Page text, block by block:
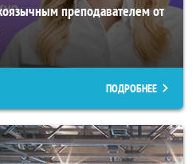
преподавателем от
ПОДРОБНЕЕ